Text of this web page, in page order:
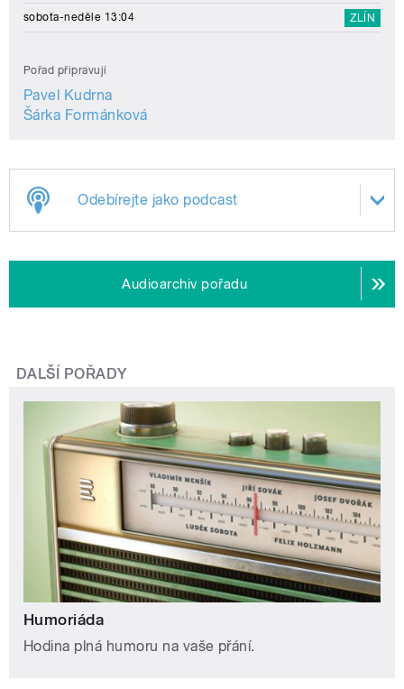
sobota-neděle 13:04 ZLÍN
Pořad připravují
Pavel Kudrna
Šárka Formánková
Odebírejte jako podcast
Audioarchiv pořadu
DALŠÍ POŘADY
Humoriáda
Hodina plná humoru na vaše přání.